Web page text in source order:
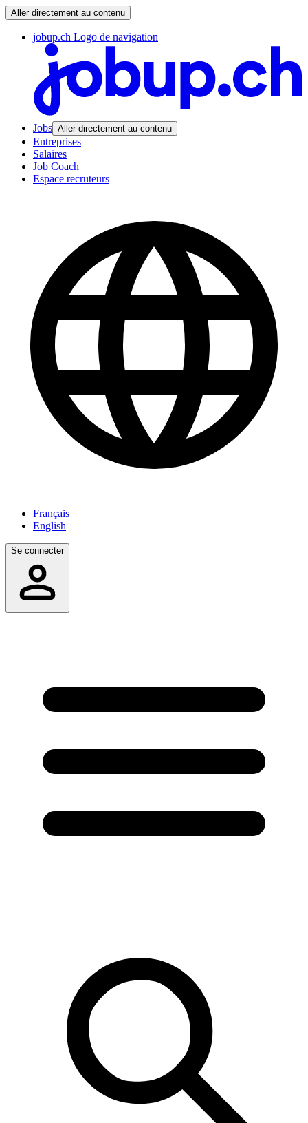
Aller directement au contenu
jobup.ch Logo de navigation
Jobs Aller directement au contenu
Entreprises
Salaires
Job Coach
Espace recruteurs
Français
English
Se connecter